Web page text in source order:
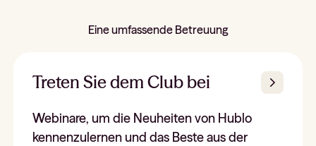
Eine umfassende Betreuung
Treten Sie dem Club bei
Webinare, um die Neuheiten von Hublo
kennenzulernen und das Beste aus der